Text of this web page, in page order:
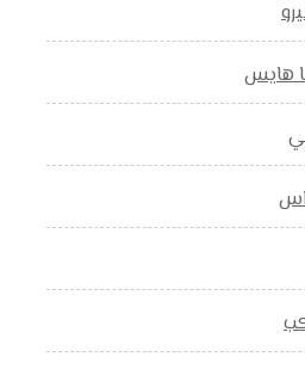
هايس
اس